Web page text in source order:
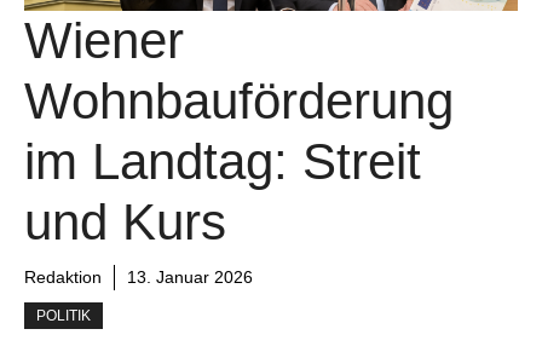
Wiener
Wohnbauförderung
im Landtag: Streit
und Kurs
Redaktion 13. Januar 2026
POLITIK